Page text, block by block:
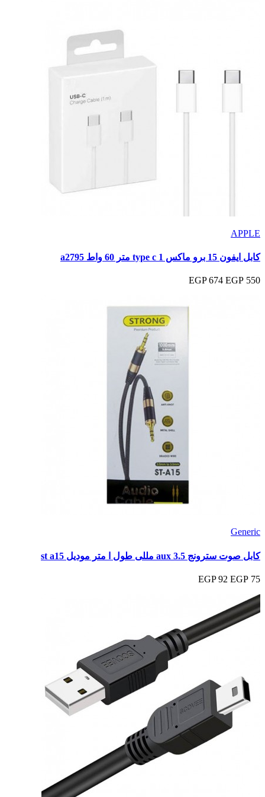
APPLE
كابل ايفون 15 برو ماكس type c 1 متر 60 واط a2795
550 EGP
674 EGP
Generic
كابل صوت سترونج aux 3.5 مللى طول ا متر موديل st a15
75 EGP
92 EGP